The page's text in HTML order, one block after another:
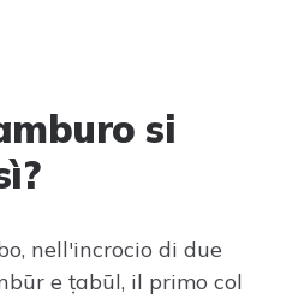
si
nell'incrocio di due
e ṭabūl, il primo col